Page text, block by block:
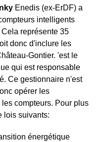
Enedis (ex-ErDF) a
intelligents
représente 35
donc d'inclure les
Gontier. 'est le
qui est responsable
Ce gestionnaire n'est
opérer les
compteurs. Pour plus
lois suivants:
énergétique